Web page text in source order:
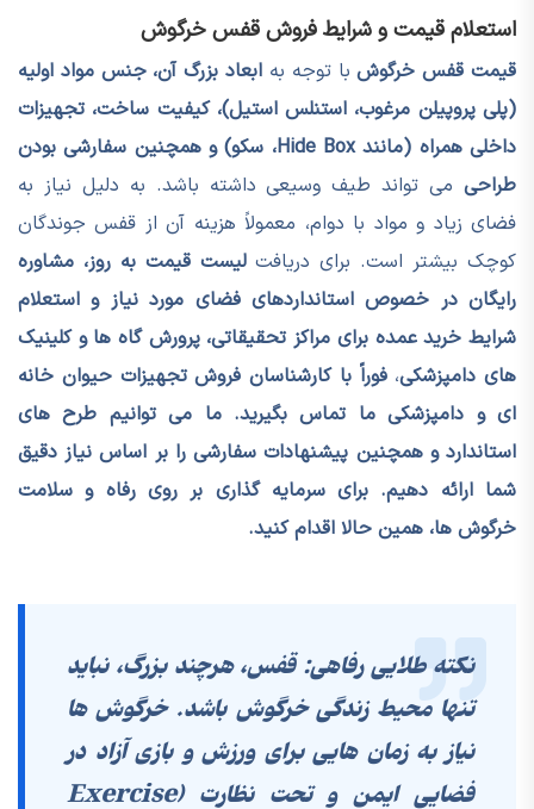
استعلام قیمت و شرایط فروش قفس خرگوش
قیمت قفس خرگوشبا توجه به ابعاد بزرگ آن، جنس مواد اولیه
(پلی پروپیلن مرغوب، استنلس استیل)، کیفیت ساخت، تجهیزات
داخلی همراه (مانند Hide Box، سکو) و همچنین سفارشی بودن
طراحی می تواند طیف وسیعی داشته باشد. به دلیل نیاز به
فضای زیاد و مواد با دوام، معمولاً هزینه آن از قفس جوندگان
کوچک بیشتر است. برای دریافتلیست قیمت به روز، مشاوره
رایگان در خصوص استانداردهای فضای مورد نیاز و استعلام
شرایط خرید عمده برای مراکز تحقیقاتی، پرورش گاه ها و کلینیک
های دامپزشکی،فوراً با کارشناسان فروش تجهیزات حیوان خانه
ای و دامپزشکی ما تماس بگیرید. ما می توانیم طرح های
استاندارد و همچنین پیشنهادات سفارشی را بر اساس نیاز دقیق
شما ارائه دهیم. برای سرمایه گذاری بر روی رفاه و سلامت
خرگوش ها، همین حالا اقدام کنید.
نکته طلایی رفاهی: قفس، هرچند بزرگ، نباید
تنها محیط زندگی خرگوش باشد. خرگوش ها
نیاز به زمان هایی برای ورزش و بازی آزاد در
فضایی ایمن و تحت نظارت (Exercise